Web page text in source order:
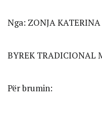
Nga: ZONJA KATERINA
BYREK TRADICIONAL
Për brumin: